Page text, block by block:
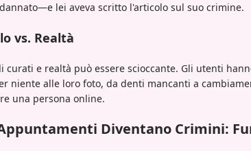
lei aveva scritto l'articolo sul suo crimine.
vs. Realtà
curati e realtà può essere scioccante. Gli utenti
niente alle loro foto, da denti mancanti a
una persona online.
Diventano Crimini: